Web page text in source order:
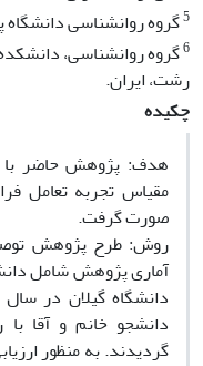
5گروه روانشناسی دانشگاه
6گروه روانشناسی،
رشت، ایران.
چکیده
هدف: پژوهش حاضر
مقیاس تجربه تعامل
صورت گرفت.
روش‌: طرح پژوهش
آماری پژوهش شامل
دانشجو خانم و آقا
گردیدند. به منظور